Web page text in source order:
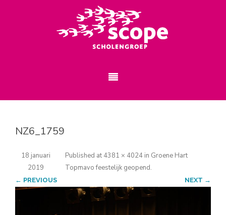
NZ6_1759
Published
18 januari
2019
at 4381 × 4024 in Groene Hart
Topmavo feestelijk geopend.
← PREVIOUS NEXT →